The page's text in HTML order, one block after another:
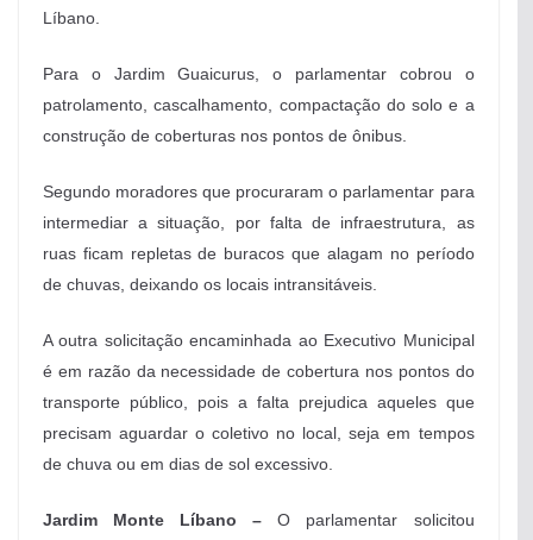
Líbano.
Para o Jardim Guaicurus, o parlamentar cobrou o
patrolamento, cascalhamento, compactação do solo e a
construção de coberturas nos pontos de ônibus.
Segundo moradores que procuraram o parlamentar para
intermediar a situação, por falta de infraestrutura, as
ruas ficam repletas de buracos que alagam no período
de chuvas, deixando os locais intransitáveis.
A outra solicitação encaminhada ao Executivo Municipal
é em razão da necessidade de cobertura nos pontos do
transporte público, pois a falta prejudica aqueles que
precisam aguardar o coletivo no local, seja em tempos
de chuva ou em dias de sol excessivo.
Jardim Monte Líbano –O parlamentar solicitou